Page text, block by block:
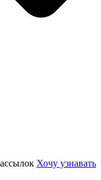
Хочу узнавать